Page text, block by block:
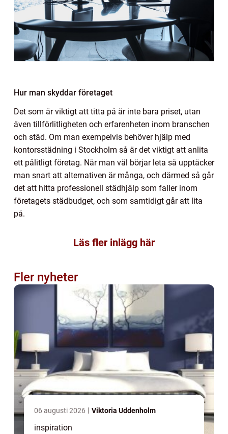
Hur man skyddar företaget
Det som är viktigt att titta på är inte bara priset, utan
även tillförlitligheten och erfarenheten inom branschen
och städ. Om man exempelvis behöver hjälp med
kontorsstädning i Stockholm så är det viktigt att anlita
ett pålitligt företag. När man väl börjar leta så upptäcker
man snart att alternativen är många, och därmed så går
det att hitta professionell städhjälp som faller inom
företagets städbudget, och som samtidigt går att lita
på.
Läs fler inlägg här
Fler nyheter
06 augusti 2026 Viktoria Uddenholm
inspiration